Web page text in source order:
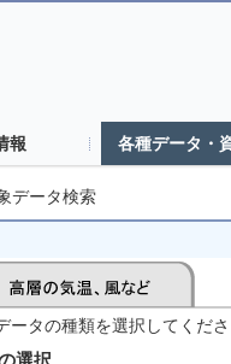
報 各種データ・
データ検索
ータの種類を選択してくだ